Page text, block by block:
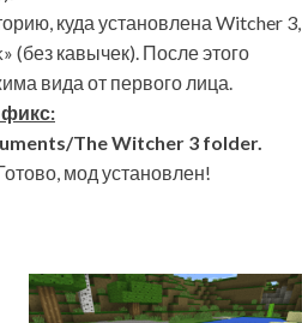
куда установлена Witcher 3,
(без кавычек). После этого
вида от первого лица.
The Witcher 3 folder.
Готово, мод установлен!